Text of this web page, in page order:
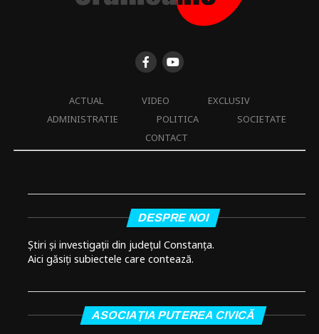
ACTUAL VIDEO
EXCLUSIV
ADMINISTRATIE
POLITICA
SOCIETATE
CONTACT
DESPRE NOI
Știri și investigații din județul Constanța.
Aici găsiți subiectele care contează.
ASOCIAȚIA PUTEREA CIVICĂ